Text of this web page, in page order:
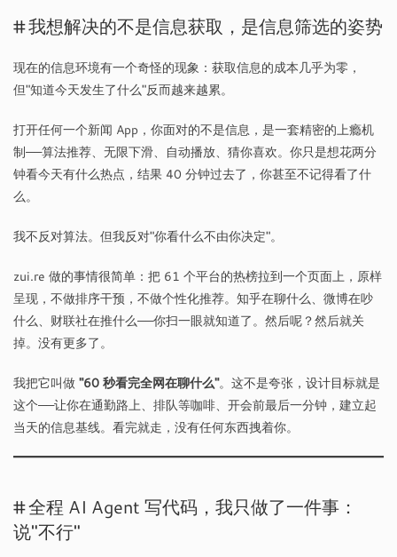
我想解决的不是信息获取，是信息筛选的姿势
现在的信息环境有一个奇怪的现象：获取信息的成本几乎为零，
但"知道今天发生了什么"反而越来越累。
打开任何一个新闻 App，你面对的不是信息，是一套精密的上瘾机
制——算法推荐、无限下滑、自动播放、猜你喜欢。你只是想花两分
钟看今天有什么热点，结果 40 分钟过去了，你甚至不记得看了什
么。
我不反对算法。但我反对"你看什么不由你决定"。
zui.re 做的事情很简单：把 61 个平台的热榜拉到一个页面上，原样
呈现，不做排序干预，不做个性化推荐。知乎在聊什么、微博在吵
什么、财联社在推什么——你扫一眼就知道了。然后呢？然后就关
掉。没有更多了。
我把它叫做 "60 秒看完全网在聊什么"。这不是夸张，设计目标就是
这个——让你在通勤路上、排队等咖啡、开会前最后一分钟，建立起
当天的信息基线。看完就走，没有任何东西拽着你。
全程 AI Agent 写代码，我只做了一件事：
说"不行"